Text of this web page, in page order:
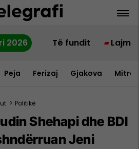
2026 Të fundit Lajme
Peja Ferizaj Gjakova
> Politikë
Shehapi dhe BDI
Jeni